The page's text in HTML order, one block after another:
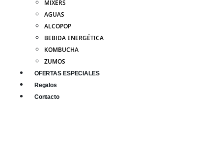
MIXERS
AGUAS
ALCOPOP
BEBIDA ENERGÉTICA
KOMBUCHA
ZUMOS
OFERTAS ESPECIALES
Regalos
Contacto